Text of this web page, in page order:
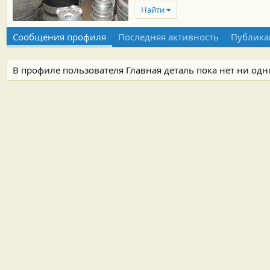
Найти
Сообщения профиля Последняя активность
В профиле пользователя Главная деталь пока нет ни